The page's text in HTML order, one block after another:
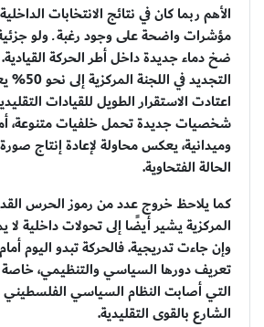
الأهم ربما كان في نتائج الانتخابات
مؤشرات واضحة على وجود رغبة ـ ولو جزئية
ضخ دماء جديدة داخل أطر الحركة
التجديد
اعتادت الاستقرار الطويل للقيادات
شخصيات جديدة تحمل خلفيات متنوعة،
وميدانية، يعكس محاولة لإعادة إنتاج
الحالة الفتحاوية.
كما يلاحظ خروج عدد من رموز الحرس
المركزية يشير أيضًا إلى تحولات داخلية
وإن جاءت تدريجية. فالحركة تبدو اليوم
تعريف دورها السياسي والتنظيمي، خاصة
التي أصابت النظام السياسي الفلسطيني
الشارع بالقوى التقليدية.